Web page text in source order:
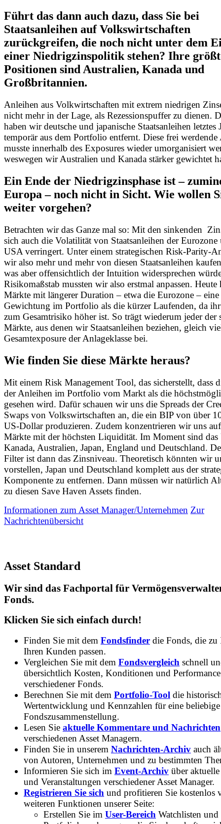
Führt das dann auch dazu, dass Sie bei
Staatsanleihen auf Volkswirtschaften
zurückgreifen, die noch nicht unter dem
einer Niedrigzinspolitik stehen? Ihre
Positionen sind Australien, Kanada und
Großbritannien.
Anleihen aus Volkwirtschaften mit extrem niedrigen
nicht mehr in der Lage, als Rezessionspuffer zu dienen.
haben wir deutsche und japanische Staatsanleihen letztes
temporär aus dem Portfolio entfernt. Diese frei
musste innerhalb des Exposures wieder umorganisiert
weswegen wir Australien und Kanada stärker
Ein Ende der Niedrigzinsphase ist –
Europa – noch nicht in Sicht. Wie wollen
weiter vorgehen?
Betrachten wir das Ganze mal so: Mit den sinkenden
sich auch die Volatilität von Staatsanleihen der Eurozone
USA verringert. Unter einem strategischen Risk-Parity-
wir also mehr und mehr von diesen Staatsanleihen
was aber offensichtlich der Intuition widersprechen
Risikomaßstab mussten wir also erstmal anpassen. Heute
Märkte mit längerer Duration – etwa die Eurozone – eine
Gewichtung im Portfolio als die kürzer Laufenden, da
zum Gesamtrisiko höher ist. So trägt wiederum jeder der
Märkte, aus denen wir Staatsanleihen beziehen, gleich
Gesamtexposure der Anlageklasse bei.
Wie finden Sie diese Märkte heraus?
Mit einem Risk Management Tool, das sicherstellt, dass
der Anleihen im Portfolio vom Markt als die
gesehen wird. Dafür schauen wir uns die Spreads der
Swaps von Volkswirtschaften an, die ein BIP von über
US-Dollar produzieren. Zudem konzentrieren wir uns
Märkte mit der höchsten Liquidität. Im Moment sind
Kanada, Australien, Japan, England und Deutschland.
Filter ist dann das Zinsniveau. Theoretisch könnten wir
vorstellen, Japan und Deutschland komplett aus der
Komponente zu entfernen. Dann müssen wir natürlich
zu diesen Save Haven Assets finden.
Informationen zum Asset Manager/Unternehmen Zur
Nachrichtenübersicht
Asset Standard
Wir sind das Fachportal für
Fonds.
Klicken Sie sich einfach durch!
Finden Sie mit dem Fondsfinder die Fonds, die zu
Ihren Kunden passen.
Vergleichen Sie mit dem Fondsvergleich schnell
übersichtlich Kosten, Konditionen und Performance
verschiedener Fonds.
Berechnen Sie mit dem Portfolio-Tool die
Wertentwicklung und Kennzahlen für eine beliebige
Fondszusammenstellung.
Lesen Sie aktuelle Kommentare und Nachrichten
verschiedenen Asset Managern.
Finden Sie in unserem Nachrichten-Archiv auch
von Autoren, Unternehmen und zu bestimmten
Informieren Sie sich im Event-Archiv über
und Veranstaltungen verschiedener Asset Manager.
Registrieren Sie sich und profitieren Sie kostenlos
weiteren Funktionen unserer Seite:
Erstellen Sie im User-Bereich Watchlisten und